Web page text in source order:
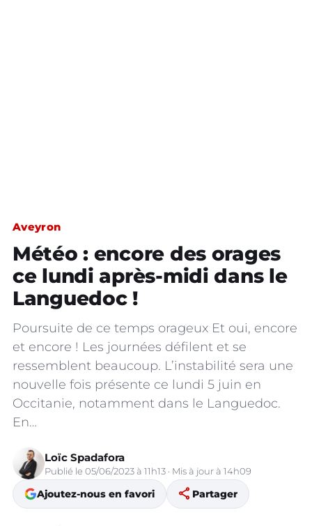
Aveyron
Météo : encore des orages
ce lundi après-midi dans le
Languedoc !
Poursuite de ce temps orageux Et oui, encore
et encore ! Les journées défilent et se
ressemblent beaucoup. L’instabilité sera une
nouvelle fois présente ce lundi 5 juin en
Occitanie, notamment dans le Languedoc.
En…
Loïc Spadafora
Publié le 05/06/2023 à 11h13 · Mis à jour à 14h09
Ajoutez-nous en favori share Partager